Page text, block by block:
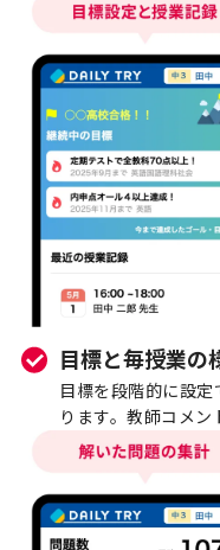
目標と毎授業の
目標を段階的に設
ります。教師コメン